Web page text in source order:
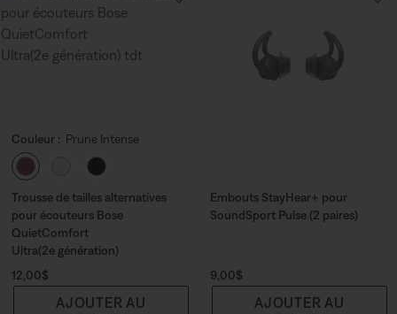
Couleur : Prune Intense
Choisissez la couleur
Trousse de tailles alternatives
pour écouteurs Bose
QuietComfort
Ultra(2e génération)
Prix :
12,00$
AJOUTER AU
Embouts StayHear+ pour
SoundSport Pulse (2 paires)
Prix :
9,00$
AJOUTER AU